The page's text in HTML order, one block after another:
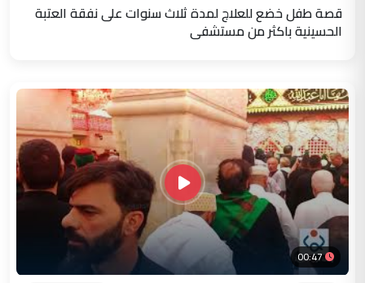
قصة طفل خضع للعلاج لمدة ثلاث سنوات على نفقة العتبة
الحسينية باكثر من مستشفى
00:47